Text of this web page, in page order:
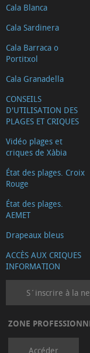
Cala Blanca
Cala Sardinera
Cala Barraca o
Portitxol
Cala Granadella
CONSEILS
D'UTILISATION DES
PLAGES ET CRIQUES
Vidéo plages et
criques de Xàbia
État des plages. Croix
Rouge
État des plages.
AEMET
Drapeaux bleus
ACCÈS AUX CRIQUES
INFORMATION
S´inscrire à la
ZONE
Accéder